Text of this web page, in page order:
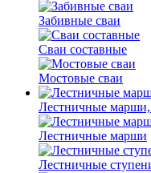
Забивные сваи
Сваи составные
Мостовые сваи
Лестничные марши,
Лестничные марши
Лестничные